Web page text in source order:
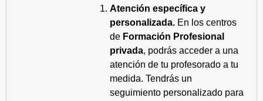
Atención específica y
personalizada. En los centros
de Formación Profesional
privada, podrás acceder a una
atención de tu profesorado a tu
medida. Tendrás un
seguimiento personalizado para